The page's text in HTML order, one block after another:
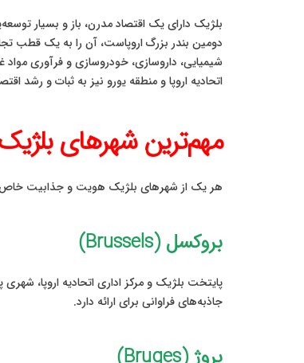
بلژیک دارای یک اقتصاد مدرن، باز و بسیار
دومین بندر بزرگ اروپاست، آن را به یک قطب
شیمیایی، داروسازی، خودروسازی و فرآوری
اتحادیه اروپا و منطقه یورو نیز به ثبات و رشد
مهم‌ترین شهرهای
هر یک از شهرهای بلژیک هویت و جذابیت خاص
بروکسل (Brussels)
جاذبه‌های فراوانی برای ارائه دارد.